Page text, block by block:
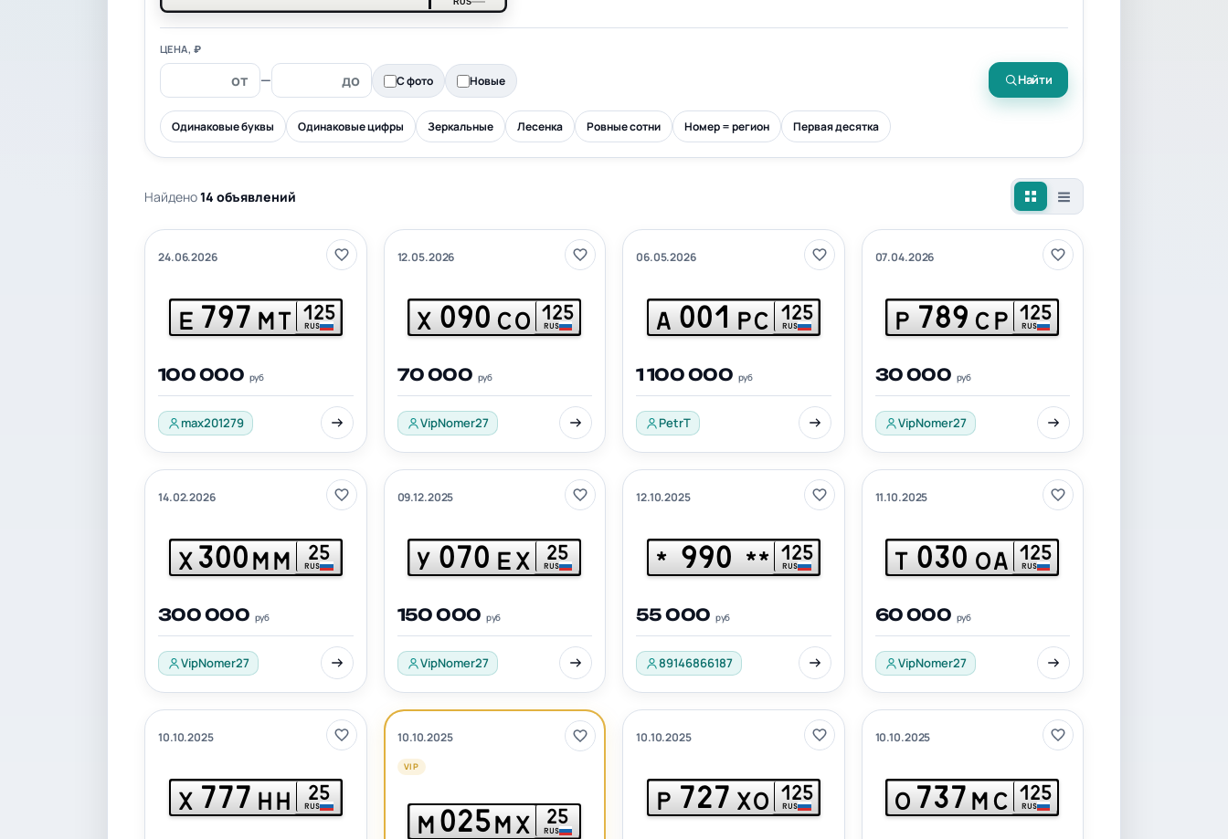
ЦЕНА, ₽
— С фото Новые Найти
Одинаковые буквы Одинаковые цифры Зеркальные Лесенка Ровные сотни Номер = регион Первая десятка
Найдено14 объявлений
24.06.2026
Е 797 МТ 125
RUS
100 000 руб
max201279
12.05.2026
Х 090 СО 125
RUS
70 000 руб
VipNomer27
06.05.2026
А 001 РС 125
RUS
1 100 000 руб
PetrT
07.04.2026
Р 789 СР 125
RUS
30 000 руб
VipNomer27
14.02.2026
Х300ММ 25
RUS
300 000 руб
VipNomer27
09.12.2025
У 070 ЕХ 25
RUS
150 000 руб
VipNomer27
12.10.2025
* 990 ** 125
RUS
55 000 руб
89146866187
11.10.2025
Т 030 ОА 125
RUS
60 000 руб
VipNomer27
10.10.2025
Х 777 НН 25
RUS
10.10.2025
VIP
М 025МХ 25
RUS
10.10.2025
Р 727 ХО 125
RUS
10.10.2025
О 737МС 125
RUS